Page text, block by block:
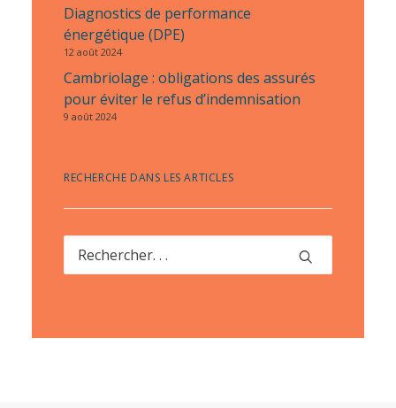
Diagnostics de performance
énergétique (DPE)
12 août 2024
Cambriolage : obligations des assurés
pour éviter le refus d’indemnisation
9 août 2024
RECHERCHE DANS LES ARTICLES